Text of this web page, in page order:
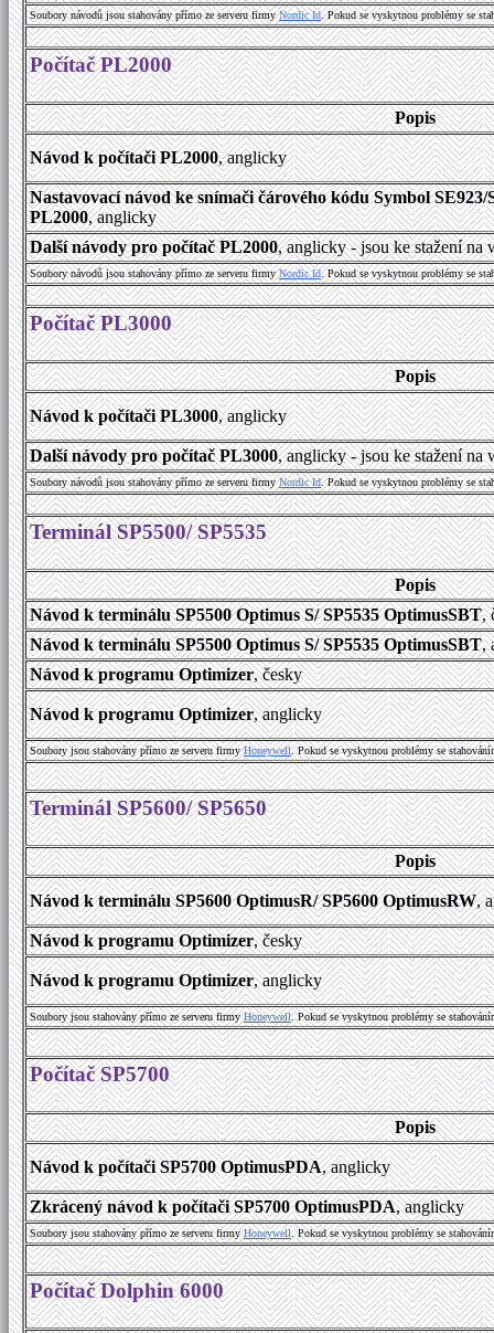
Soubory návodů jsou stahovány přímo ze serveru firmyNordic Id. Pokud se vyskytnou problémy se
Počítač PL2000
Popis
Návod k počítači PL2000, anglicky
Nastavovací návod ke snímači čárového kódu Symbol
PL2000, anglicky
Další návody pro počítač PL2000, anglicky - jsou ke stažení na
Soubory návodů jsou stahovány přímo ze serveru firmyNordic Id. Pokud se vyskytnou problémy se
Počítač PL3000
Popis
Návod k počítači PL3000, anglicky
Další návody pro počítač PL3000, anglicky - jsou ke stažení na
Soubory návodů jsou stahovány přímo ze serveru firmyNordic Id. Pokud se vyskytnou problémy se
Terminál SP5500/ SP5535
Popis
Návod k terminálu SP5500 Optimus S/ SP5535 OptimusSBT,
Návod k terminálu SP5500 Optimus S/ SP5535 OptimusSBT,
Návod k programu Optimizer, česky
Návod k programu Optimizer, anglicky
Soubory jsou stahovány přímo ze serveru firmyHoneywell. Pokud se vyskytnou problémy se
Terminál SP5600/ SP5650
Popis
Návod k terminálu SP5600 OptimusR/ SP5600 OptimusRW,
Návod k programu Optimizer, česky
Návod k programu Optimizer, anglicky
Soubory jsou stahovány přímo ze serveru firmyHoneywell. Pokud se vyskytnou problémy se
Počítač SP5700
Popis
Návod k počítači SP5700 OptimusPDA, anglicky
Zkrácený návod k počítači SP5700 OptimusPDA, anglicky
Soubory jsou stahovány přímo ze serveru firmyHoneywell. Pokud se vyskytnou problémy se
Počítač Dolphin 6000